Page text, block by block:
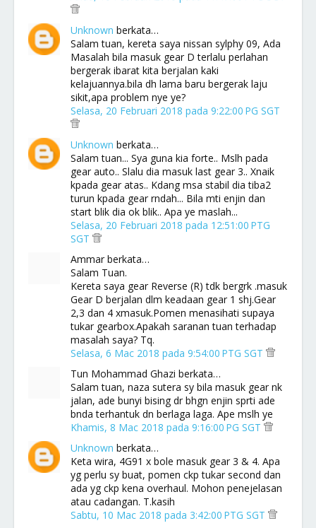
Unknown berkata…
Salam tuan, kereta saya nissan sylphy 09, Ada
Masalah bila masuk gear D terlalu perlahan
bergerak ibarat kita berjalan kaki
kelajuannya.bila dh lama baru bergerak laju
sikit,apa problem nye ye?
Selasa, 20 Februari 2018 pada 9:22:00 PG SGT
Unknown berkata…
Salam tuan... Sya guna kia forte.. Mslh pada
gear auto.. Slalu dia masuk last gear 3.. Xnaik
kpada gear atas.. Kdang msa stabil dia tiba2
turun kpada gear rndah... Bila mti enjin dan
start blik dia ok blik.. Apa ye maslah...
Selasa, 20 Februari 2018 pada 12:51:00 PTG
SGT
Ammar berkata…
Salam Tuan.
Kereta saya gear Reverse (R) tdk bergrk .masuk
Gear D berjalan dlm keadaan gear 1 shj.Gear
2,3 dan 4 xmasuk.Pomen menasihati supaya
tukar gearbox.Apakah saranan tuan terhadap
masalah saya? Tq.
Selasa, 6 Mac 2018 pada 9:54:00 PTG SGT
Tun Mohammad Ghazi berkata…
Salam tuan, naza sutera sy bila masuk gear nk
jalan, ade bunyi bising dr bhgn enjin sprti ade
bnda terhantuk dn berlaga laga. Ape mslh ye
Khamis, 8 Mac 2018 pada 9:16:00 PG SGT
Unknown berkata…
Keta wira, 4G91 x bole masuk gear 3 & 4. Apa
yg perlu sy buat, pomen ckp tukar second dan
ada yg ckp kena overhaul. Mohon penejelasan
atau cadangan. T.kasih
Sabtu, 10 Mac 2018 pada 3:42:00 PTG SGT